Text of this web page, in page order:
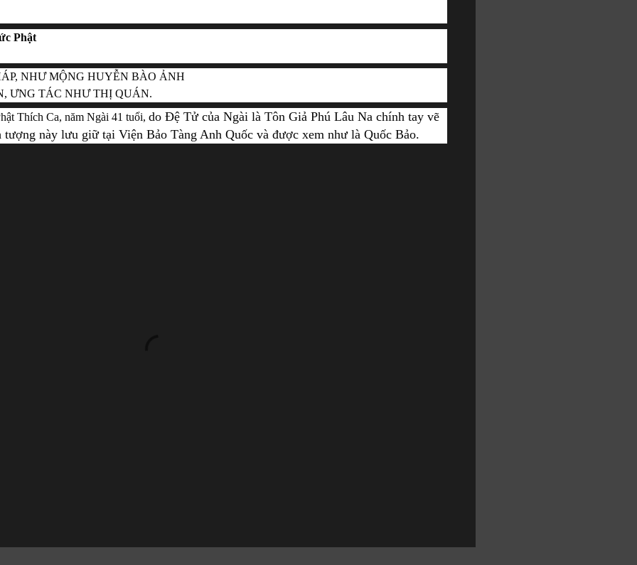
Phật
NHƯ MỘNG HUYỄN BÀO ẢNH
ƯNG TÁC NHƯ THỊ QUÁN.
Thích Ca, năm Ngài 41 tuổi, do Đệ Tử của Ngài là Tôn Giả Phú Lâu Na chính tay vẽ
tượng này lưu giữ tại Viện Bảo Tàng Anh Quốc và được xem như là Quốc Bảo.